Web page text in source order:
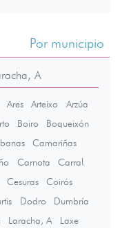
Por municipio
A
Ares Arteixo
Arzúa
Boiro
Boqueixón
Camariñas
Carnota
Carral
Cesuras
Coirós
Dodro
Dumbría
Laracha, A
Laxe